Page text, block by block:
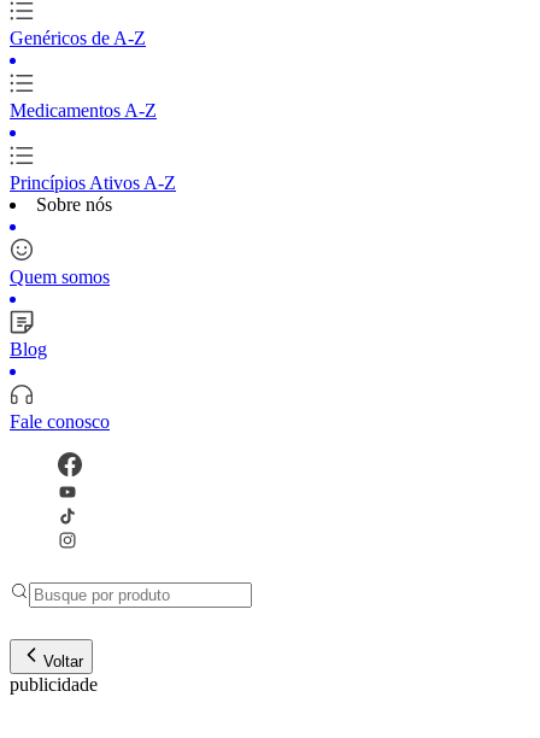
Genéricos de A-Z
Medicamentos A-Z
Princípios Ativos A-Z
Sobre nós
Quem somos
Blog
Fale conosco
Voltar
publicidade